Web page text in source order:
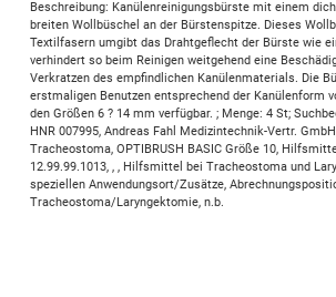
Beschreibung: Kanülenreinigungsbürste mit einem
breiten Wollbüschel an der Bürstenspitze. Dieses
Textilfasern umgibt das Drahtgeflecht der Bürste wie
verhindert so beim Reinigen weitgehend eine
Verkratzen des empfindlichen Kanülenmaterials. Die
erstmaligen Benutzen entsprechend der Kanülenform
den Größen 6 ? 14 mm verfügbar. ; Menge: 4 St;
HNR 007995, Andreas Fahl Medizintechnik-Vertr.
Tracheostoma, OPTIBRUSH BASIC Größe 10,
12.99.99.1013, , , Hilfsmittel bei Tracheostoma und
speziellen Anwendungsort/Zusätze,
Tracheostoma/Laryngektomie, n.b.